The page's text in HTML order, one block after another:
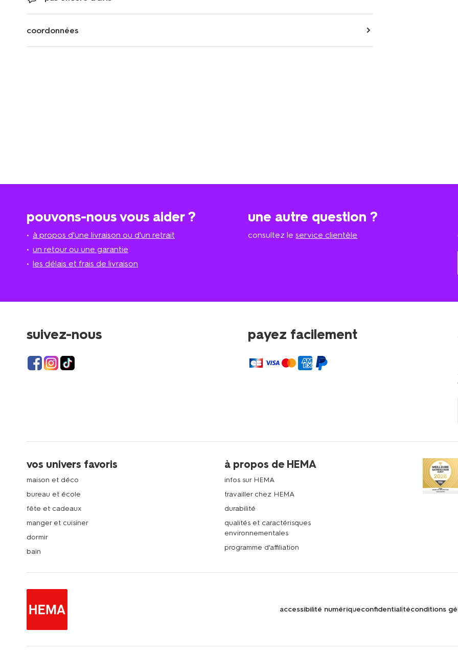
coordonnées
pouvons-nous vous aider ?
à propos d'une livraison ou d'un retrait
un retour ou une garantie
les délais et frais de livraison
une autre question ?
consultez leservice clientèle
suivez-nous payez facilement
vos univers favoris
maison et déco
bureau et école
fête et cadeaux
manger et cuisiner
dormir
bain
à propos de HEMA
infos sur HEMA
travailler chez HEMA
durabilité
qualités et caractérisques
environnementales
programme d'affiliation
accessibilité numériqueconfidentialitéconditions